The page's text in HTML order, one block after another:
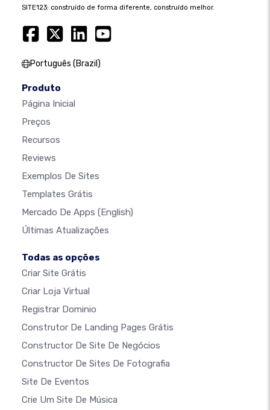
SITE123: construído de forma diferente, construído melhor.
Português (Brazil)
Produto
Página Inicial
Preços
Recursos
Reviews
Exemplos De Sites
Templates Grátis
Mercado De Apps (English)
Últimas Atualizações
Todas as opções
Criar Site Grátis
Criar Loja Virtual
Registrar Dominio
Construtor De Landing Pages Grátis
Constructor De Site De Negócios
Constructor De Sites De Fotografia
Site De Eventos
Crie Um Site De Música